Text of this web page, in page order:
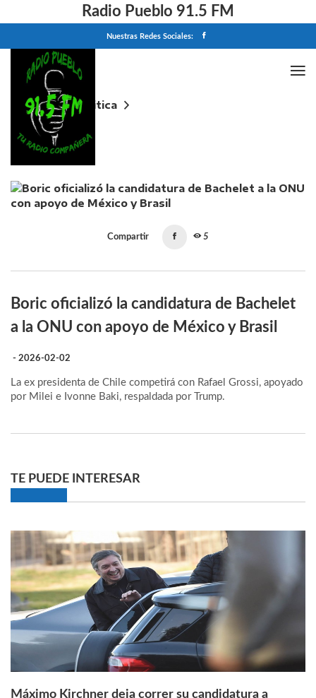
Radio Pueblo 91.5 FM
Nuestras Redes Sociales:
Home
Politica
Boric oficializó la candidatura de Bachelet a la ONU
con apoyo de México y Brasil
Compartir 5
Boric oficializó la candidatura de Bachelet
a la ONU con apoyo de México y Brasil
- 2026-02-02
La ex presidenta de Chile competirá con Rafael Grossi, apoyado
por Milei e Ivonne Baki, respaldada por Trump.
TE PUEDE INTERESAR
Máximo Kirchner deja correr su candidatura a